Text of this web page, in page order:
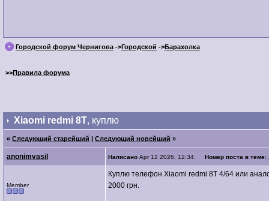
Городской форум Чернигова ->Городской ->Барахолка
>>Правила форума
Xiaomi redmi 8T, куплю
« Следующий старейший | Следующий новейший »
anonimvasil Написано Apr 12 2026, 12:34. Номер поста в теме:
Member
Куплю телефон Xiaomi redmi 8T 4/64 или
2000 грн.